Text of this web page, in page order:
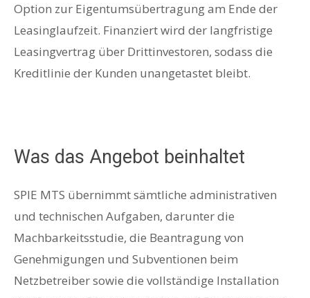
Option zur Eigentumsübertragung am Ende der
Leasinglaufzeit. Finanziert wird der langfristige
Leasingvertrag über Drittinvestoren, sodass die
Kreditlinie der Kunden unangetastet bleibt.
Was das Angebot beinhaltet
SPIE MTS übernimmt sämtliche administrativen
und technischen Aufgaben, darunter die
Machbarkeitsstudie, die Beantragung von
Genehmigungen und Subventionen beim
Netzbetreiber sowie die vollständige Installation